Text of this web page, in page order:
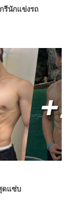
รีนักแข่งรถ
ดแซ่บ